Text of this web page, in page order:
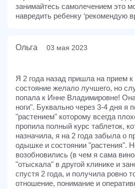
занимайтесь самолечением это
навредить ребенку ‘рекомендую
Ольга 03 мая 2023
Я 2 года назад пришла на прием к
состояние желало лучшего, но
попала к Инне Владимировне!
ноги". Буквально через 3-4 дня я
"растением" которому всегда
пропила полный курс таблеток,
назначила, я на 2 года забыла о
одышке и состоянии "растения".
возобновились (в чем я сама
"отыскала" в другой клинике и
спустя 2 года, и получила ровно
отношение, понимание и